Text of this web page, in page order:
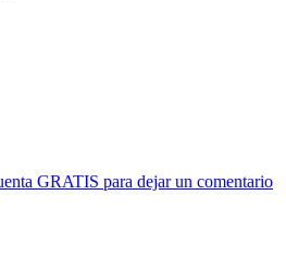
GRATIS para dejar un comentario